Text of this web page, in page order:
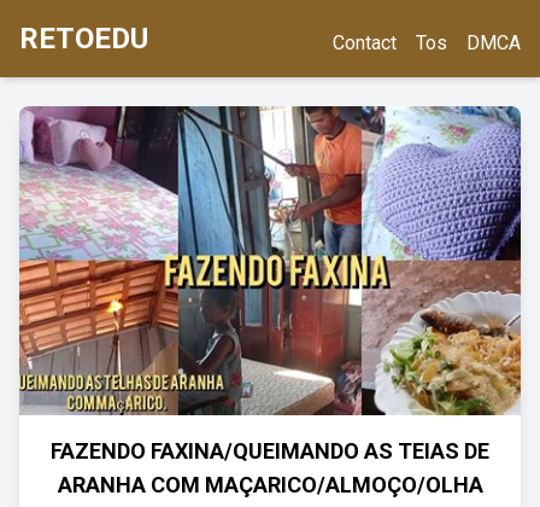
RETOEDU Contact Tos DMCA
FAZENDO FAXINA/QUEIMANDO AS TEIAS DE
ARANHA COM MAÇARICO/ALMOÇO/OLHA